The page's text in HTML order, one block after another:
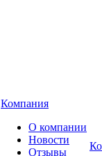
Компания
О компании
Новости
Отзывы